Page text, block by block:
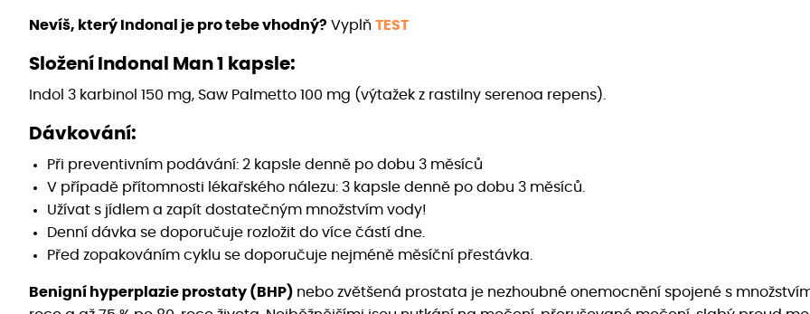
Nevíš, který Indonal je pro tebe vhodný? Vyplň TEST
Složení Indonal Man 1 kapsle:
Indol 3 karbinol 150 mg, Saw Palmetto 100 mg (výtažek z rastilny serenoa repens).
Dávkování:
Při preventivním podávání: 2 kapsle denně po dobu 3 měsíců
V případě přítomnosti lékařského nálezu: 3 kapsle denně po dobu 3 měsíců.
Užívat s jídlem a zapít dostatečným množstvím vody!
Denní dávka se doporučuje rozložit do více částí dne.
Před zopakováním cyklu se doporučuje nejméně měsíční přestávka.
Benigní hyperplazie prostaty (BHP) nebo zvětšená prostata je nezhoubné onemocnění spojené s